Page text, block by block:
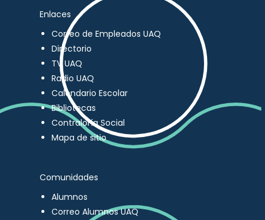
Enlaces
Correo de Empleados UAQ
Directorio
TV UAQ
Radio UAQ
Calendario Escolar
Bibliotecas
Contraloría Social
Mapa de sitio
Comunidades
Alumnos
Correo Alumnos UAQ